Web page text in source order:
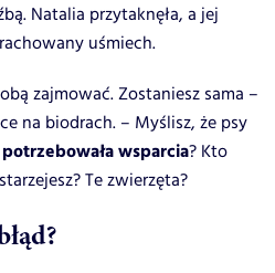
Natalia przytaknęła, a jej
uśmiech.
zajmować. Zostaniesz sama –
na biodrach. – Myślisz, że psy
wsparcia? Kto
Te zwierzęta?